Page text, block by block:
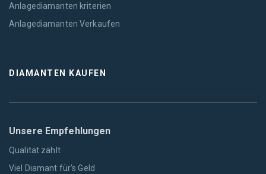
Anlagediamanten kriterien
Anlagediamanten Verkaufen
DIAMANTEN KAUFEN
Unsere Empfehlungen
Qualität zählt
Viel Diamant für's Geld